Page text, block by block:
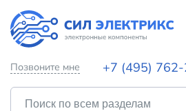
Позвоните мне +7 (495)